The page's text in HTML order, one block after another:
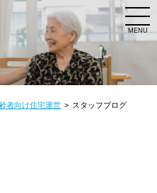
MENU
者向け住宅運営 スタッフブログ